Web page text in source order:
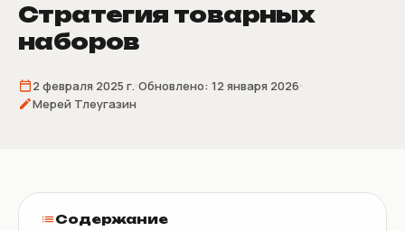
Стратегия товарных
наборов
2 февраля 2025 г. Обновлено: 12 января 2026
Мерей Тлеугазин
Содержание